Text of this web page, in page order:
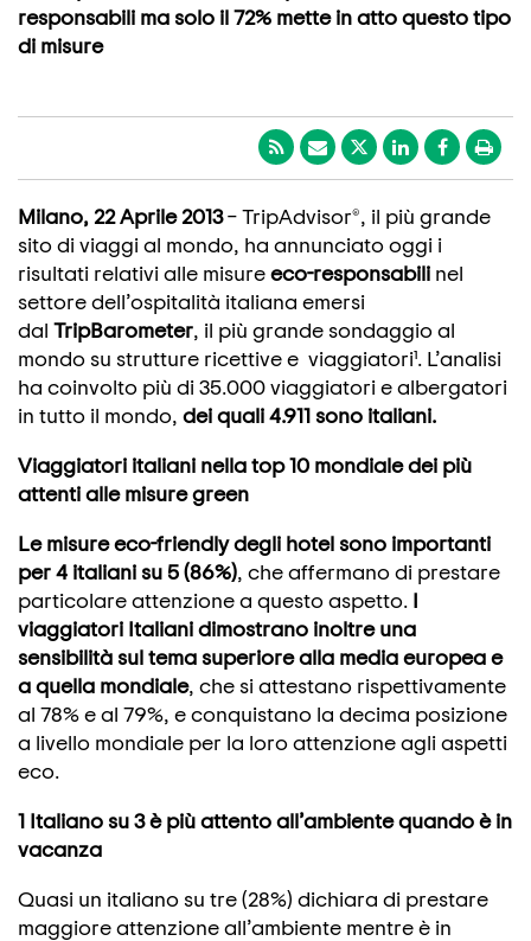
responsabili ma solo il 72% mette in atto questo tipo
di misure
Milano, 22 Aprile 2013– TripAdvisor®, il più grande
sito di viaggi al mondo, ha annunciato oggi i
risultati relativi alle misureeco-responsabili nel
settore dell’ospitalità italiana emersi
dal TripBarometer, il più grande sondaggio al
mondo su strutture ricettive e viaggiatori¹. L’analisi
ha coinvolto più di 35.000 viaggiatori e albergatori
in tutto il mondo, dei quali 4.911 sono italiani.
Viaggiatori italiani nella top 10 mondiale dei più
attenti alle misure green
Le misure eco-friendly degli hotel sono importanti
per 4 italiani su 5 (86%), che affermano di prestare
particolare attenzione a questo aspetto. I
viaggiatori Italiani dimostrano inoltre una
sensibilità sul tema superiore alla media europea e
a quella mondiale, che si attestano rispettivamente
al 78% e al 79%, e conquistano la decima posizione
a livello mondiale per la loro attenzione agli aspetti
eco.
1 Italiano su 3 è più attento all’ambiente quando è in
vacanza
Quasi un italiano su tre (28%) dichiara di prestare
maggiore attenzione all’ambiente mentre è in